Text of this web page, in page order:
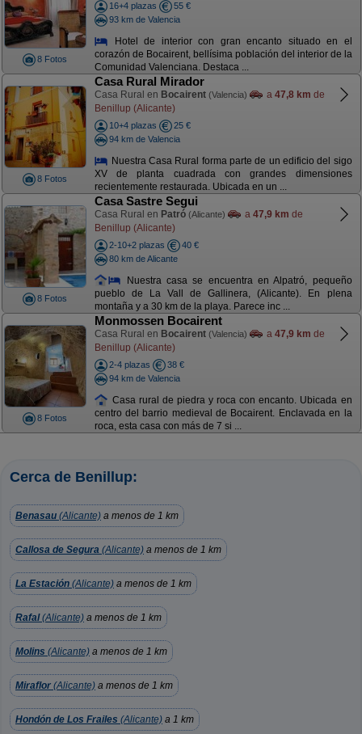
8 Fotos
16+4 plazas
55 €
93 km de Valencia
Hotel de interior con gran encanto situado en el
corazón de Bocairent, bellísima población del interior de la
Comunidad Valenciana. Destaca ...
8 Fotos
Casa Rural Mirador
Casa Rural en Bocairent (Valencia) a 47,8 km de
Benillup (Alicante)
10+4 plazas
25 €
94 km de Valencia
Nuestra Casa Rural forma parte de un edificio del sigo
XV de planta cuadrada con grandes dimensiones
recientemente restaurada. Ubicada en un ...
8 Fotos
Casa Sastre Segui
Casa Rural en Patró (Alicante) a 47,9 km de
Benillup (Alicante)
2-10+2 plazas
40 €
80 km de Alicante
Nuestra casa se encuentra en Alpatró, pequeño
pueblo de La Vall de Gallinera, (Alicante). En plena
montaña y a 30 km de la playa. Parece inc ...
8 Fotos
Monmossen Bocairent
Casa Rural en Bocairent (Valencia) a 47,9 km de
Benillup (Alicante)
2-4 plazas
38 €
94 km de Valencia
Casa rural de piedra y roca con encanto. Ubicada en
centro del barrio medieval de Bocairent. Enclavada en la
roca, esta casa con más de 7 si ...
Cerca de Benillup:
Benasau (Alicante) a menos de 1 km
Callosa de Segura (Alicante) a menos de 1 km
La Estación (Alicante) a menos de 1 km
Rafal(Alicante) a menos de 1 km
Molins (Alicante) a menos de 1 km
Miraflor (Alicante) a menos de 1 km
Hondón de Los Frailes (Alicante) a 1 km